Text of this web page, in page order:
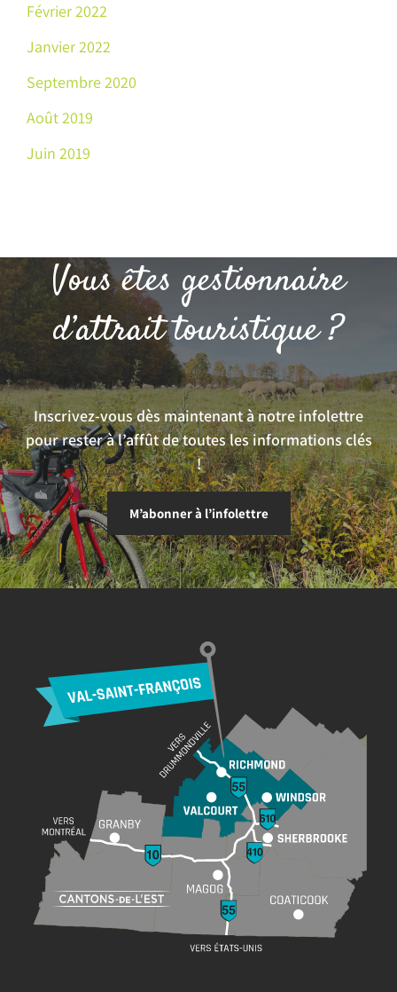
Février 2022
Janvier 2022
Septembre 2020
Août 2019
Juin 2019
Vous êtes gestionnaire
d’attrait touristique ?
Inscrivez-vous dès maintenant à notre infolettre
pour rester à l’affût de toutes les informations clés
!
M’abonner à l’infolettre